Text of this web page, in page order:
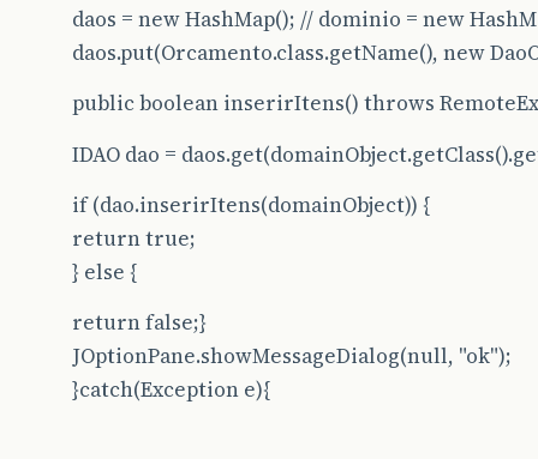
daos = new HashMap(); // dominio = new
daos.put(Orcamento.class.getName(), new
public boolean inserirItens() throws
IDAO dao =
if (dao.inserirItens(domainObject)) {
return true;
} else {
return false;}
JOptionPane.showMessageDialog(null, "ok");
}catch(Exception e){